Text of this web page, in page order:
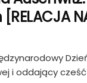
i oddający cześć